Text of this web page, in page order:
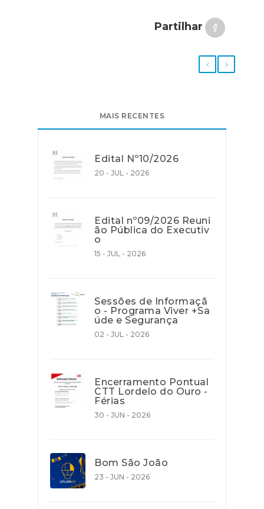
Partilhar
MAIS RECENTES
Edital Nº10/2026
20 - JUL - 2026
Edital nº09/2026 Reuni
ão Pública do Executiv
o
15 - JUL - 2026
Sessões de Informaçã
o - Programa Viver +Sa
úde e Segurança
02 - JUL - 2026
Encerramento Pontual
CTT Lordelo do Ouro -
Férias
30 - JUN - 2026
Bom São João
23 - JUN - 2026